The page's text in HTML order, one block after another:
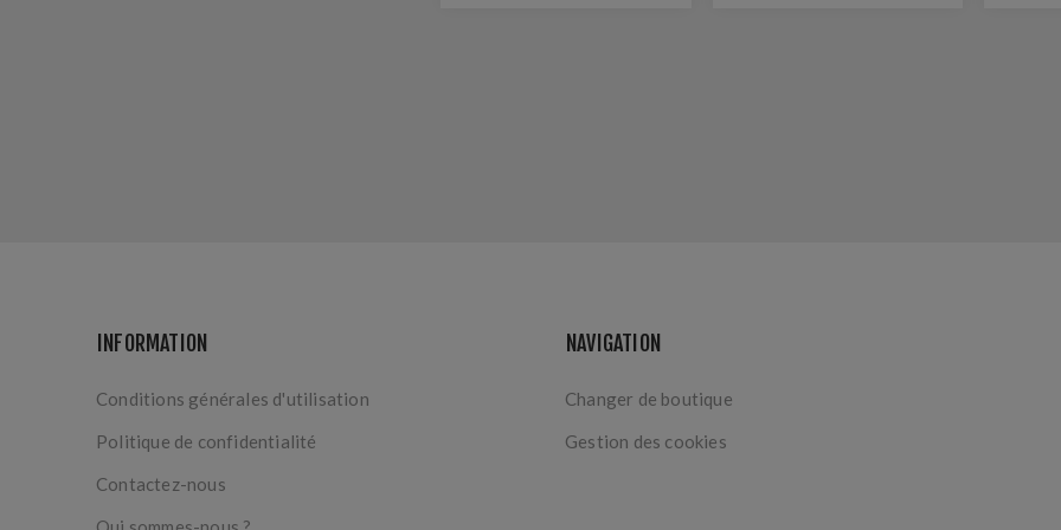
INFORMATION
Conditions générales d'utilisation
Politique de confidentialité
Contactez-nous
NAVIGATION
Changer de boutique
Gestion des cookies